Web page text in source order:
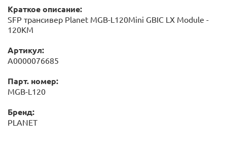
Краткое описание:
SFP трансивер Planet MGB-L120Mini GBIC LX Module -
120KM
Артикул:
А0000076685
Парт. номер:
MGB-L120
Бренд:
PLANET